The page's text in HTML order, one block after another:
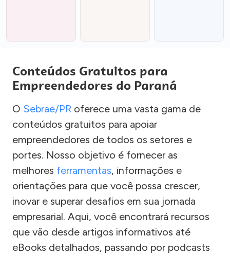
Conteúdos Gratuitos para
Empreendedores do Paraná
O Sebrae/PR oferece uma vasta gama de
conteúdos gratuitos para apoiar
empreendedores de todos os setores e
portes. Nosso objetivo é fornecer as
melhores ferramentas, informações e
orientações para que você possa crescer,
inovar e superar desafios em sua jornada
empresarial. Aqui, você encontrará recursos
que vão desde artigos informativos até
eBooks detalhados, passando por podcasts